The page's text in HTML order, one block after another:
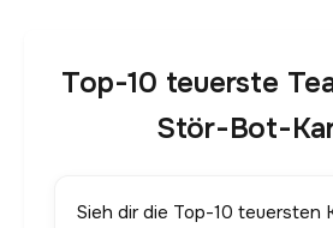
Top-10 teuerste
Stör-Bot-
Sieh dir die Top-10 teuersten